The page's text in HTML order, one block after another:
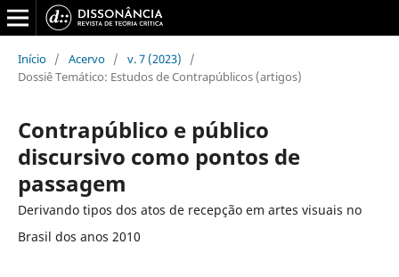
Início / Acervo / v. 7 (2023)
/
Dossiê Temático: Estudos de Contrapúblicos (artigos)
Contrapúblico e público
discursivo como pontos de
passagem
Derivando tipos dos atos de recepção em artes visuais no
Brasil dos anos 2010